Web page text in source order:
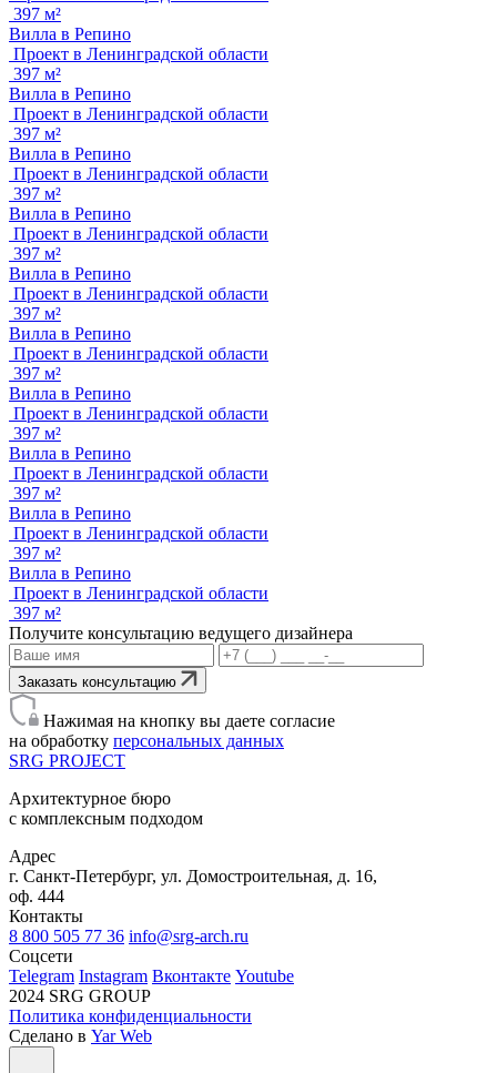
397 м²
Вилла в Репино
Проект в Ленинградской области
397 м²
Вилла в Репино
Проект в Ленинградской области
397 м²
Вилла в Репино
Проект в Ленинградской области
397 м²
Вилла в Репино
Проект в Ленинградской области
397 м²
Вилла в Репино
Проект в Ленинградской области
397 м²
Вилла в Репино
Проект в Ленинградской области
397 м²
Вилла в Репино
Проект в Ленинградской области
397 м²
Вилла в Репино
Проект в Ленинградской области
397 м²
Вилла в Репино
Проект в Ленинградской области
397 м²
Вилла в Репино
Проект в Ленинградской области
397 м²
Получите консультацию ведущего дизайнера
Заказать консультацию
Нажимая на кнопку вы даете согласие
на обработку персональных данных
SRG PROJECT
Архитектурное бюро
с комплексным подходом
Адрес
г. Санкт-Петербург, ул. Домостроительная, д. 16,
оф. 444
Контакты
8 800 505 77 36 info@srg-arch.ru
Соцсети
Telegram Instagram Вконтакте Youtube
2024 SRG GROUP
Политика конфиденциальности
Сделано в Yar Web